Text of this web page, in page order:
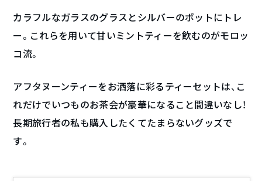
カラフルなガラスのグラスとシルバーのポットにトレ
ー。これらを用いて甘いミントティーを飲むのがモロッ
コ流。
アフタヌーンティーをお洒落に彩るティーセットは、こ
れだけでいつものお茶会が豪華になること間違いなし！
長期旅行者の私も購入したくてたまらないグッズで
す。